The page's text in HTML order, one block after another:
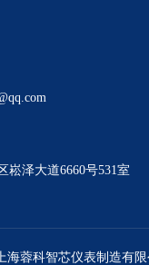
崧泽大道6660号531室
海蓉科智芯仪表制造有